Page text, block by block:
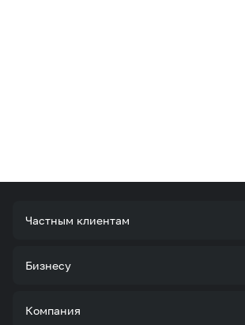
Частным клиентам
Тарифы
Бизнесу
Стать корпоративным клиентом
Компания